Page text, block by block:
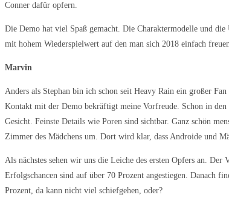
Conner dafür opfern.
Die Demo hat viel Spaß gemacht. Die Charaktermodelle und
mit hohem Wiederspielwert auf den man sich 2018 einfach
Marvin
Anders als Stephan bin ich schon seit Heavy Rain ein großer
Kontakt mit der Demo bekräftigt meine Vorfreude. Schon in
Gesicht. Feinste Details wie Poren sind sichtbar. Ganz schön
Zimmer des Mädchens um. Dort wird klar, dass Androide und
Als nächstes sehen wir uns die Leiche des ersten Opfers an.
Erfolgschancen sind auf über 70 Prozent angestiegen. Danach
Prozent, da kann nicht viel schiefgehen, oder?